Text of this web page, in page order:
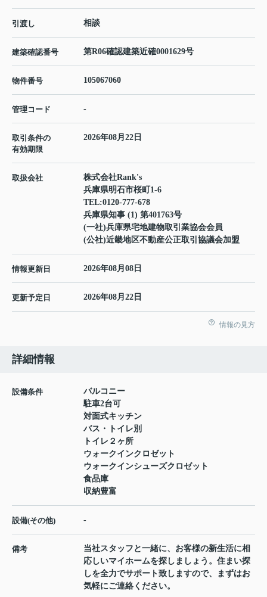
引渡し 相談
建築確認番号 第R06確認建築近確0001629号
物件番号 105067060
管理コード -
取引条件の
有効期限
2026年08月22日
取扱会社
株式会社Rank's
兵庫県明石市桜町1-6
TEL:0120-777-678
兵庫県知事 (1) 第401763号
(一社)兵庫県宅地建物取引業協会会員
(公社)近畿地区不動産公正取引協議会加盟
情報更新日 2026年08月08日
更新予定日 2026年08月22日
情報の見方
詳細情報
設備条件
バルコニー
駐車2台可
対面式キッチン
バス・トイレ別
トイレ２ヶ所
ウォークインクロゼット
ウォークインシューズクロゼット
食品庫
収納豊富
設備(その他) -
備考
当社スタッフと一緒に、お客様の新生活に相
応しいマイホームを探しましょう。住まい探
しを全力でサポート致しますので、まずはお
気軽にご連絡ください。